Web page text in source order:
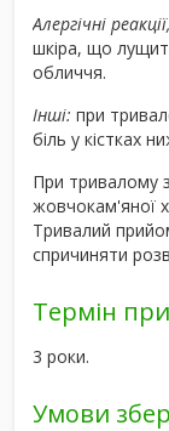
Алергічні реакції,
шкіра, що
обличчя.
Інші: при
біль у кістках
При тривалому
жовчокам'яної
Тривалий
спричиняти
Термін
3 роки.
Умови